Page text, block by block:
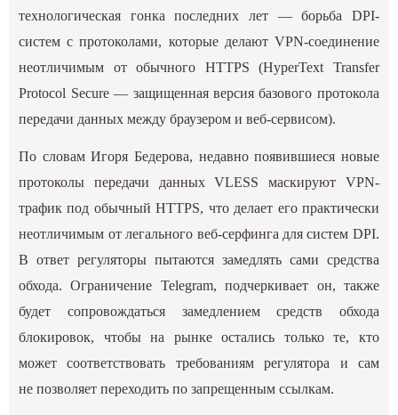
технологическая гонка последних лет — борьба DPI-
систем с протоколами, которые делают VPN-соединение
неотличимым от обычного HTTPS (HyperText Transfer
Protocol Secure — защищенная версия базового протокола
передачи данных между браузером и веб-сервисом).
По словам Игоря Бедерова, недавно появившиеся новые
протоколы передачи данных VLESS маскируют VPN-
трафик под обычный HTTPS, что делает его практически
неотличимым от легального веб-серфинга для систем DPI.
В ответ регуляторы пытаются замедлять сами средства
обхода. Ограничение Telegram, подчеркивает он, также
будет сопровождаться замедлением средств обхода
блокировок, чтобы на рынке остались только те, кто
может соответствовать требованиям регулятора и сам
не позволяет переходить по запрещенным ссылкам.